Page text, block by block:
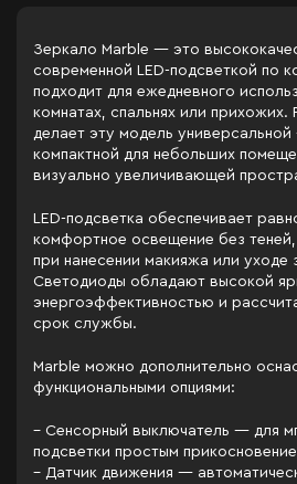
Зеркало Marble — это
современной LED-подсветкой по
подходит для ежедневного
комнатах, спальнях или
делает эту модель
компактной для небольших
визуально увеличивающей
LED-подсветка обеспечивает
комфортное освещение без
при нанесении макияжа или уходе
Светодиоды обладают высокой
энергоэффективностью и
срок службы.
Marble можно дополнительно
функциональными опциями:
– Сенсорный выключатель — для
подсветки простым
– Датчик движения —